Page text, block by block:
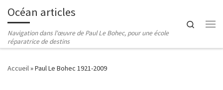
Passer au contenu
Océan articles
Navigation dans l'œuvre de Paul Le Bohec, pour une école
réparatrice de destins
Search
Accueil»Paul Le Bohec 1921-2009